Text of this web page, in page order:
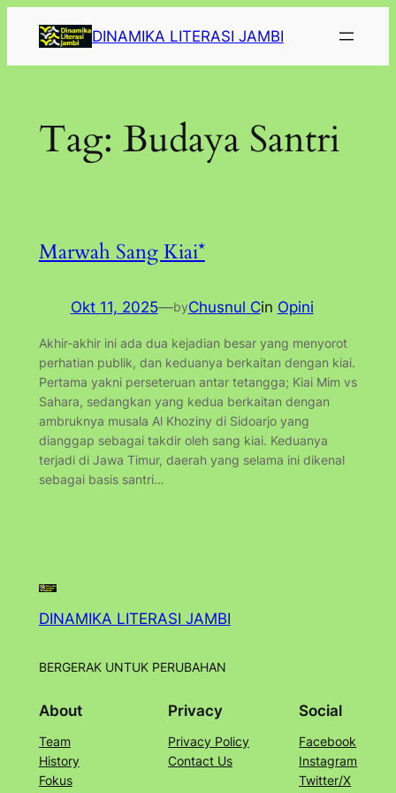
konten
DINAMIKA LITERASI JAMBI
Tag: Budaya Santri
Marwah Sang Kiai*
Okt 11, 2025—byChusnul Cin Opini
Akhir-akhir ini ada dua kejadian besar yang menyorot
perhatian publik, dan keduanya berkaitan dengan kiai.
Pertama yakni perseteruan antar tetangga; Kiai Mim vs
Sahara, sedangkan yang kedua berkaitan dengan
ambruknya musala Al Khoziny di Sidoarjo yang
dianggap sebagai takdir oleh sang kiai. Keduanya
terjadi di Jawa Timur, daerah yang selama ini dikenal
sebagai basis santri…
DINAMIKA LITERASI JAMBI
BERGERAK UNTUK PERUBAHAN
About
Team
History
Fokus
Privacy
Privacy Policy
Contact Us
Social
Facebook
Instagram
Twitter/X